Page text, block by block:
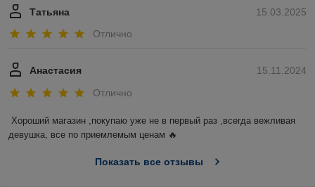
15.03.2025
Татьяна
Отлично
15.11.2024
Анастасия
Отлично
Хороший магазин ,покупаю уже не в первый раз ,всегда вежливая
девушка, все по приемлемым ценам 🔥
Показать все отзывы